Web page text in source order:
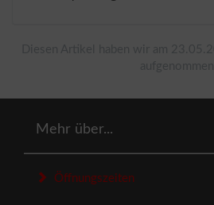
Mehr über...
Öffnungszeiten